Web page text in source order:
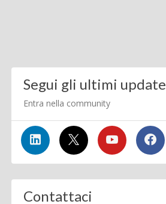
Segui gli ultimi update
Entra nella community
Contattaci